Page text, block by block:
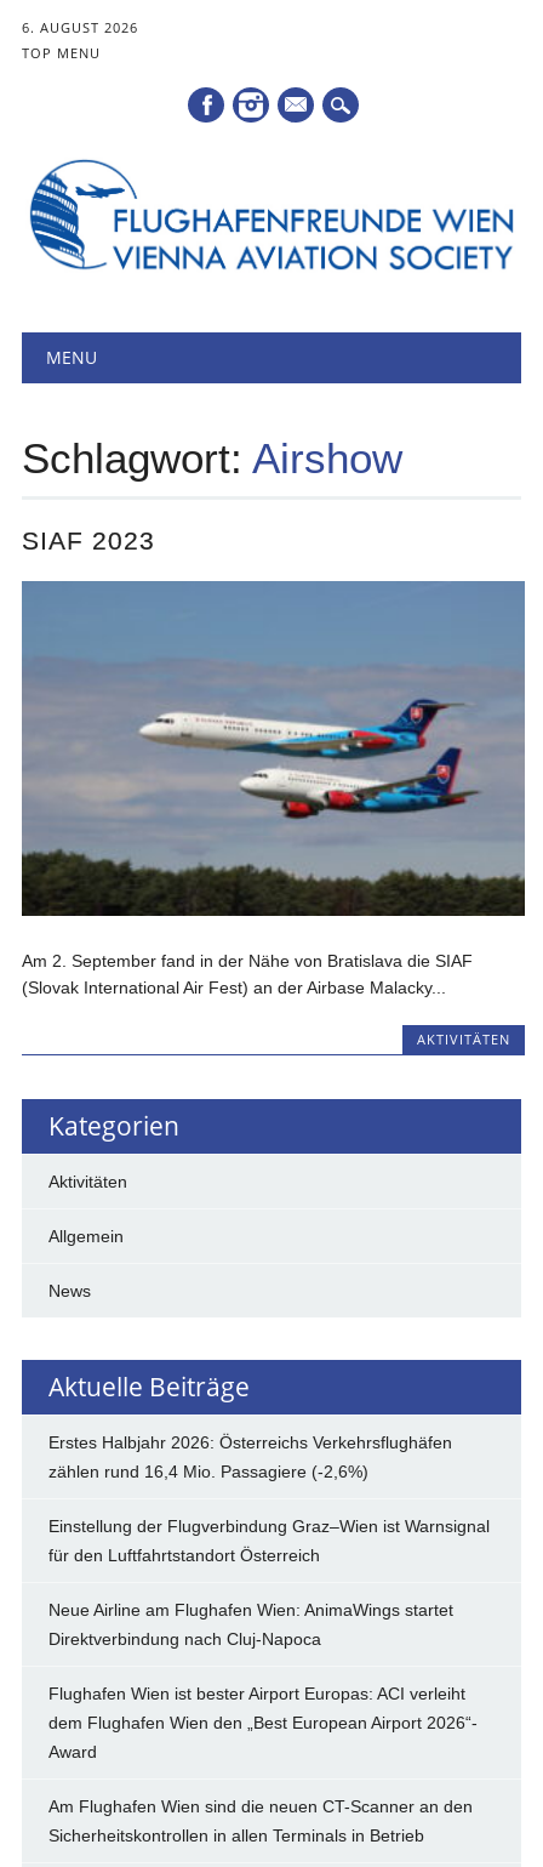
6. AUGUST 2026
TOP MENU
Mail
Hauptmenü
MENU
Schlagwort: Airshow
SIAF 2023
Am 2. September fand in der Nähe von Bratislava die SIAF
(Slovak International Air Fest) an der Airbase Malacky...
AKTIVITÄTEN
Kategorien
Aktivitäten
Allgemein
News
Aktuelle Beiträge
Erstes Halbjahr 2026: Österreichs Verkehrsflughäfen
zählen rund 16,4 Mio. Passagiere (-2,6%)
Einstellung der Flugverbindung Graz–Wien ist Warnsignal
für den Luftfahrtstandort Österreich
Neue Airline am Flughafen Wien: AnimaWings startet
Direktverbindung nach Cluj-Napoca
Flughafen Wien ist bester Airport Europas: ACI verleiht
dem Flughafen Wien den „Best European Airport 2026“-
Award
Am Flughafen Wien sind die neuen CT-Scanner an den
Sicherheitskontrollen in allen Terminals in Betrieb